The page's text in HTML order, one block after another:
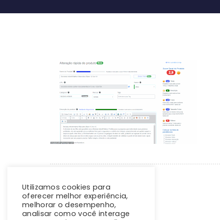
Utilizamos cookies para
oferecer melhor experiência,
melhorar o desempenho,
analisar como você interage